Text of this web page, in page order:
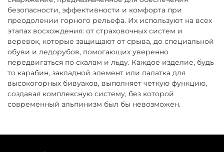
безопасности, эффективности и комфорта при
преодолении горного рельефа. Их используют на всех
этапах восхождения: от страховочных систем и
веревок, которые защищают от срыва, до специальной
обуви и ледорубов, помогающих уверенно
передвигаться по скалам и льду. Каждое изделие, будь
то карабин, закладной элемент или палатка для
высокогорных бивуаков, выполняет четкую функцию,
создавая комплексную систему, без которой
современный альпинизм был бы невозможен.